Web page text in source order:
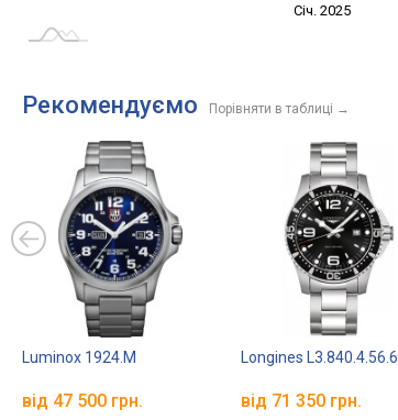
Січ. 2025
Рекомендуємо Порівняти в таблиці →
Luminox 1924.M
від 47 500 грн.
Longines L3.840.4.56.6
від 71 350 грн.